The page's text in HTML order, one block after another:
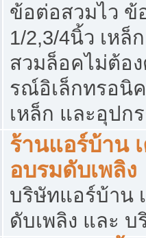
ข้อต่อสวมไว ข้
1/2,3/4นิ้ว เหล็
สวมล็อคไม่ต้อ
รณ์อิเล็กทรอนิ
เหล็ก และอุปก
ร้านแอร์บ้าน
อบรมดับเพลิง
บริษัทแอร์บ้าน
ดับเพลิง และ